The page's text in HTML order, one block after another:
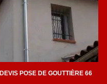
DEVIS POSE DE GOUTTIÈRE 66